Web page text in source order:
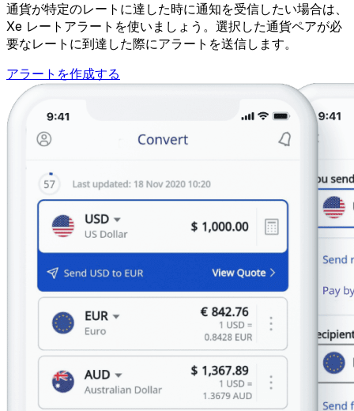
通貨が特定のレートに達した時に通知を受信したい場合は、
Xe レートアラートを使いましょう。選択した通貨ペアが必
要なレートに到達した際にアラートを送信します。
アラートを作成する